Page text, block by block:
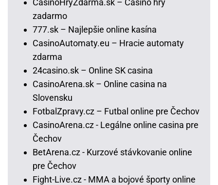
CasinoHryZdarma.sk – Casino hry
zadarmo
777.sk – Najlepšie online kasína
CasinoAutomaty.eu – Hracie automaty
zdarma
24casino.sk – Online SK casina
CasinoArena.sk – Online casina na
Slovensku
FotbalZpravy.cz – Futbal online pre Čechov
CasinoArena.cz - Legálne online casina pre
Čechov
BetArena.cz - Kurzové stávkovanie online
pre Čechov
Fight-Live.cz - MMA a bojové športy online